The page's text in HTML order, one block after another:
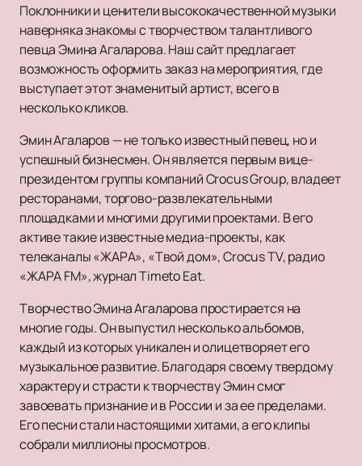
Поклонники и ценители высококачественной музыки
наверняка знакомы с творчеством талантливого
певца Эмина Агаларова. Наш сайт предлагает
возможность оформить заказ на мероприятия, где
выступает этот знаменитый артист, всего в
несколько кликов.
Эмин Агаларов — не только известный певец, но и
успешный бизнесмен. Он является первым вице-
президентом группы компаний Crocus Group, владеет
ресторанами, торгово-развлекательными
площадками и многими другими проектами. В его
активе такие известные медиа-проекты, как
телеканалы «ЖАРА», «Твой дом», Crocus TV, радио
«ЖАРА FM», журнал Timeto Eat.
Творчество Эмина Агаларова простирается на
многие годы. Он выпустил несколько альбомов,
каждый из которых уникален и олицетворяет его
музыкальное развитие. Благодаря своему твердому
характеру и страсти к творчеству Эмин смог
завоевать признание и в России и за ее пределами.
Его песни стали настоящими хитами, а его клипы
собрали миллионы просмотров.